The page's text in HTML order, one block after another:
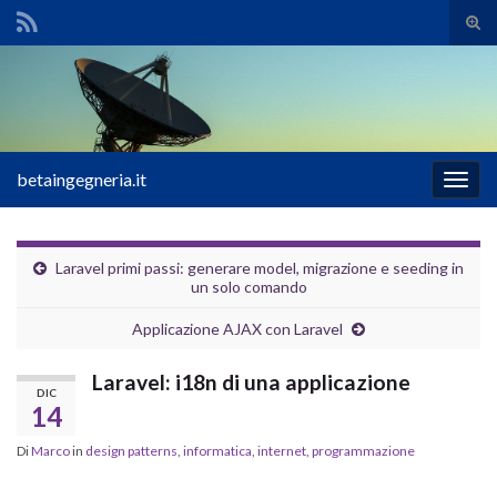
il
Search for:
la
betaingegneria.it
Laravel primi passi: generare model, migrazione e seeding in
un solo comando
Applicazione AJAX con Laravel
DIC
14
Laravel: i18n di una applicazione
DiMarcoin design patterns informatica internet programmazione